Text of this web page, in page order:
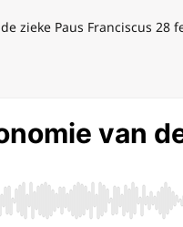
zieke Paus Franciscus 28